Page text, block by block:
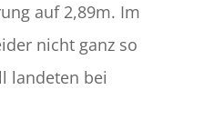
auf 2,89m. Im
nicht ganz so
landeten bei